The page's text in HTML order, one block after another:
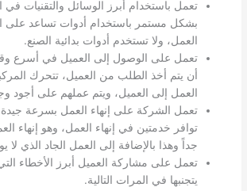
تعمل باستخدام أبرز الوسائل والتقنيات
بشكل مستمر باستخدام أدوات تساعد على
العمل، ولا تستخدم أدوات بدائية الصنع.
تعمل على الوصول إلى العميل في أسرع
أن يتم أخذ الطلب من العميل، تتحرك
العمل إلى العميل، ويتم عملهم على أجود
تعمل الشركة على إنهاء العمل بسرعة
توافر خدمتين في إنهاء العمل، وهو إنهاء
جداً وهذا بالإضافة إلى العمل الجاد الذي لا
تعمل على مشاركة العميل أبرز الأخطاء
يتجنبها في المرات التالية.